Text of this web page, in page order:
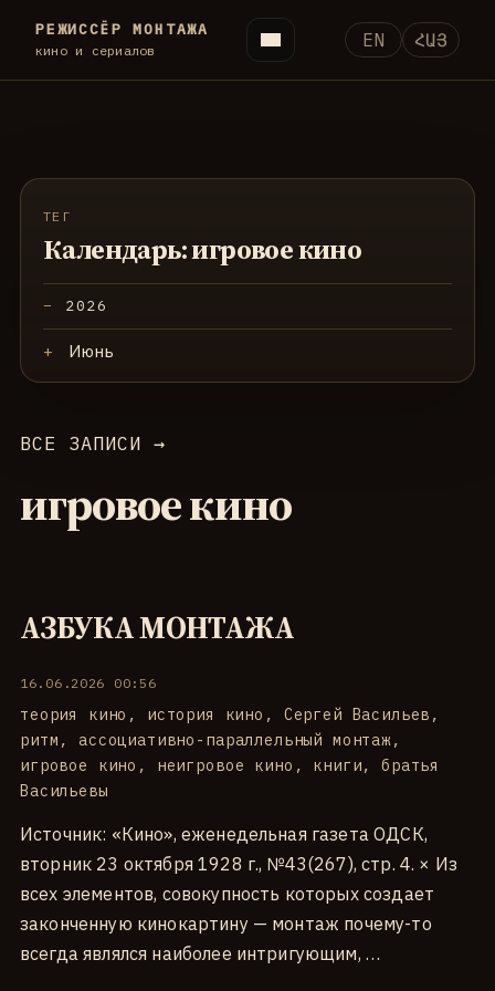
РЕЖИССЁР МОНТАЖА
кино и сериалов EN ՀԱՅ
ВСЕ ЗАПИСИ →
игровое кино
АЗБУКА МОНТАЖА
16.06.2026 00:56
теория кино , история кино , Сергей Васильев ,
ритм ,ассоциативно-параллельный монтаж,
игровое кино , неигровое кино , книги,братья
Васильевы
Источник: «Кино», еженедельная газета ОДСК,
вторник 23 октября 1928 г., №43(267), стр. 4. × Из
всех элементов, совокупность которых создает
законченную кинокартину — монтаж почему-то
всегда являлся наиболее интригующим, …
ТЕГ
Календарь: игровое кино
2026
Июнь